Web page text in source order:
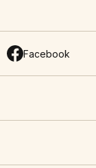
Facebook